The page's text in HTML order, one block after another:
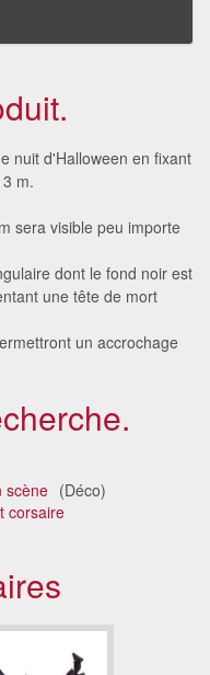
nuit d'Halloween en fixant
m.
sera visible peu importe
dont le fond noir est
une tête de mort
un accrochage
scène (Déco)
corsaire